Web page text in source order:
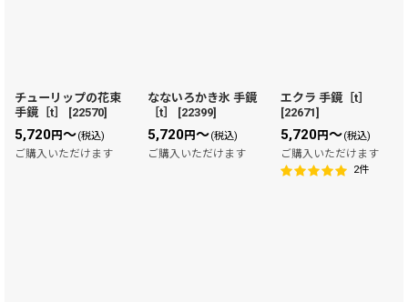
チューリップの花束
手鏡［t］
[22570]
5,720円～(税込)
ご購入いただけます
なないろかき氷 手鏡
［t］
[22399]
5,720円～(税込)
ご購入いただけます
エクラ 手鏡［t］
[22671]
5,720円～(税込)
ご購入いただけます
2件